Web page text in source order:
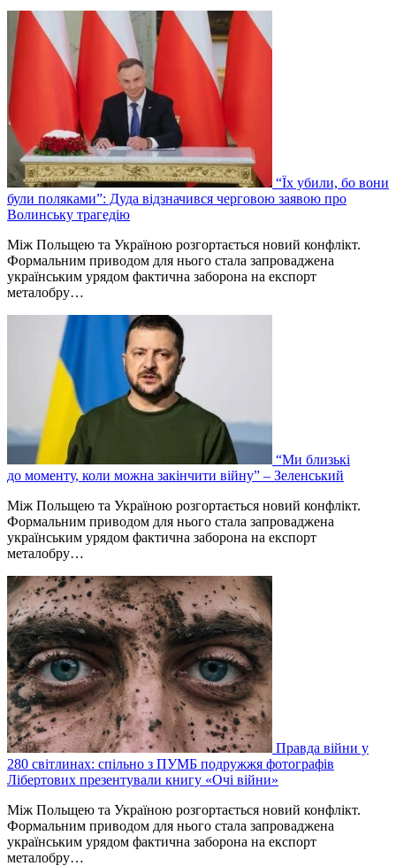
“Їх убили, бо вони
були поляками”: Дуда відзначився черговою заявою про
Волинську трагедію
Між Польщею та Україною розгортається новий конфлікт.
Формальним приводом для нього стала запроваджена
українським урядом фактична заборона на експорт
металобру…
“Ми близькі
до моменту, коли можна закінчити війну” – Зеленський
Між Польщею та Україною розгортається новий конфлікт.
Формальним приводом для нього стала запроваджена
українським урядом фактична заборона на експорт
металобру…
Правда війни у
280 світлинах: спільно з ПУМБ подружжя фотографів
Лібертових презентували книгу «Очі війни»
Між Польщею та Україною розгортається новий конфлікт.
Формальним приводом для нього стала запроваджена
українським урядом фактична заборона на експорт
металобру…